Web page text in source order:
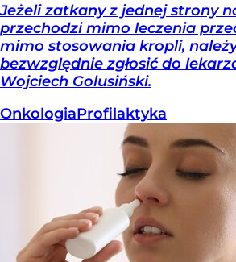
Jeżeli zatkany z jednej strony
przechodzi mimo leczenia
mimo stosowania kropli,
bezwzględnie zgłosić do
Wojciech Golusiński.
OnkologiaProfilaktyka